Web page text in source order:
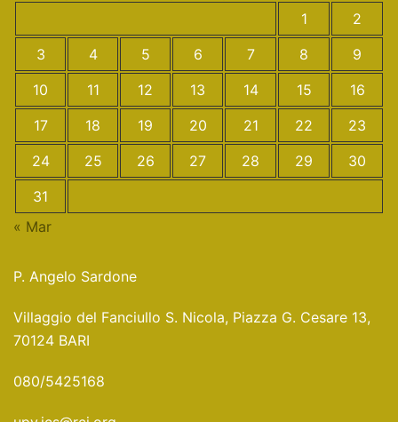
1
2
3
4 5 6 7 8
9
10
11 12 13 14 15
16
17
18 19 20 21 22
23
24
25 26 27 28 29
30
31
« Mar
P. Angelo Sardone
Villaggio del Fanciullo S. Nicola, Piazza G. Cesare 13,
70124 BARI
080/5425168